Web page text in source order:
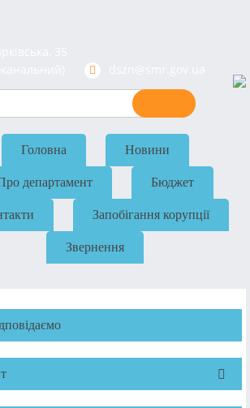
Головна Новини
департамент Бюджет
Запобігання корупції
Звернення